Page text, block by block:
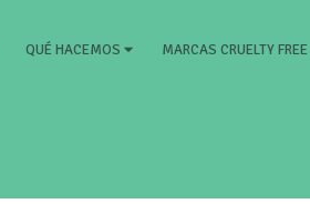
(CURRENT)
QUÉ HACEMOS MARCAS CRUELTY FREE